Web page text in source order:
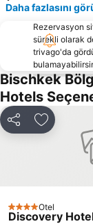
Daha fazlasını
Rezervasyon
sürekli olarak
trivago'da
Bischkek
Hotels
Paylaş
4 YıldızOtel
Discovery